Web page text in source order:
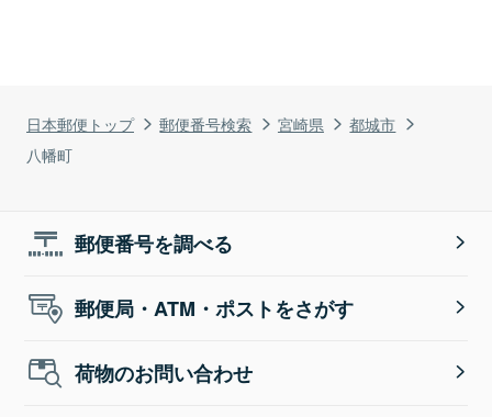
日本郵便トップ 郵便番号検索 宮崎県
都城市
八幡町
郵便番号を調べる
郵便局・ATM・ポストをさがす
荷物のお問い合わせ